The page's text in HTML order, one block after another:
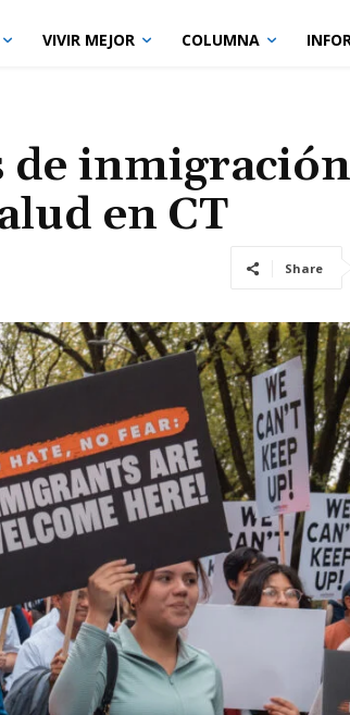
VIVIR MEJOR COLUMNA
de
en CT
Share